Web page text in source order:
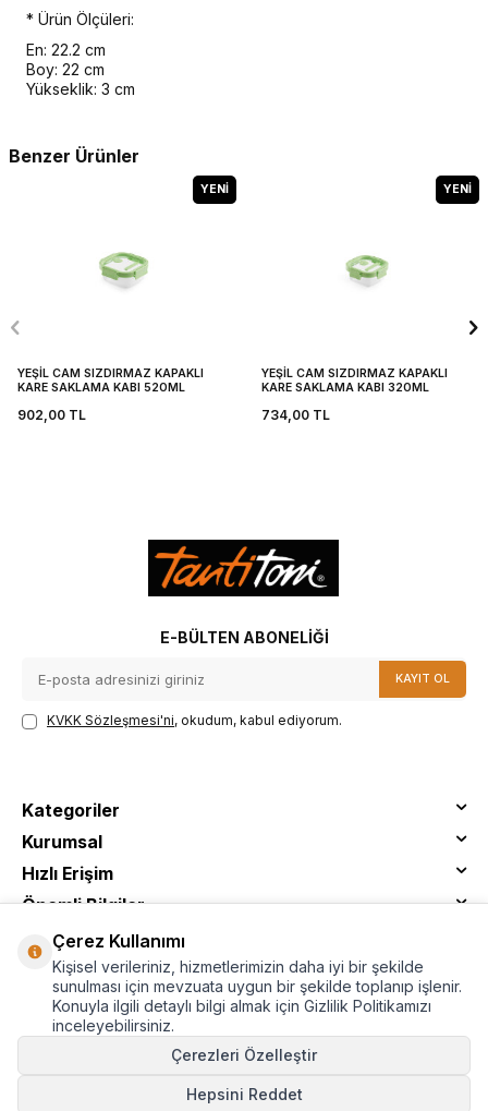
* Ürün Ölçüleri:
En: 22.2 cm
Boy: 22 cm
Yükseklik: 3 cm
Benzer Ürünler
YENI
YEŞİL CAM SIZDIRMAZ KAPAKLI
KARE SAKLAMA KABI 520ML
902,00 TL
YENI
YEŞİL CAM SIZDIRMAZ KAPAKLI
KARE SAKLAMA KABI 320ML
734,00TL
E-BÜLTEN ABONELIĞI
KAYIT OL
KVKK Sözleşmesi'ni, okudum, kabul ediyorum.
Kategoriler
Kurumsal
Hızlı Erişim
Önemli Bilgiler
Çerez Kullanımı
Kişisel verileriniz, hizmetlerimizin daha iyi bir şekilde
sunulması için mevzuata uygun bir şekilde toplanıp işlenir.
Konuyla ilgili detaylı bilgi almak için Gizlilik Politikamızı
inceleyebilirsiniz.
Çerezleri Özelleştir
Hepsini Reddet